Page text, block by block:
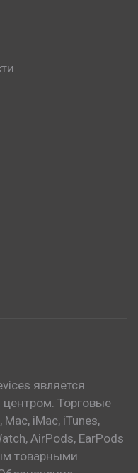
является
Торговые
iMac, iTunes,
AirPods, EarPods
товарными